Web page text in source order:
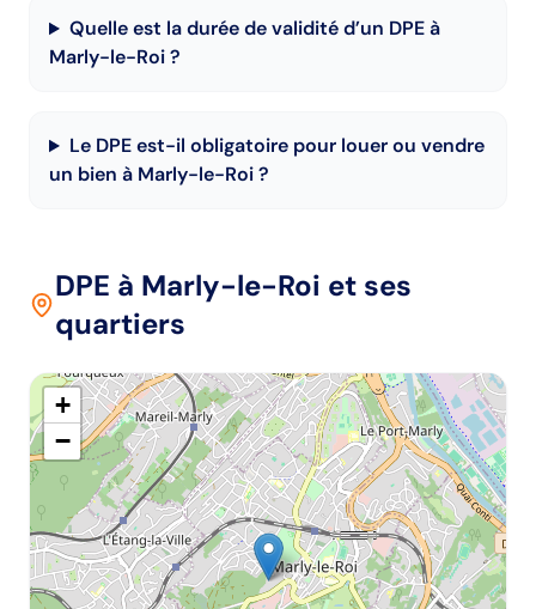
Quelle est la durée de validité d’un DPE à
Marly-le-Roi ?
Le DPE est-il obligatoire pour louer ou vendre
un bien à Marly-le-Roi ?
DPE à Marly-le-Roi et ses
quartiers
+
−